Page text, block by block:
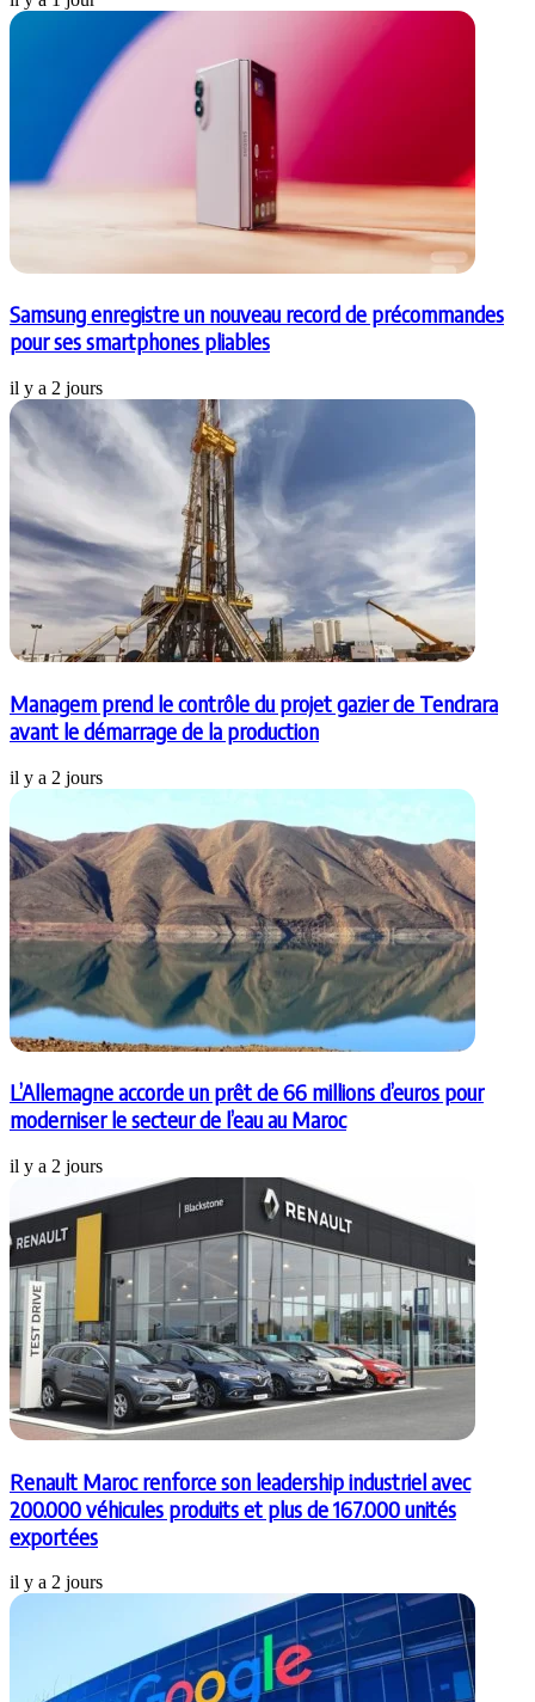
Samsung enregistre un nouveau record de précommandes
pour ses smartphones pliables
il y a 2 jours
Managem prend le contrôle du projet gazier de Tendrara
avant le démarrage de la production
il y a 2 jours
L’Allemagne accorde un prêt de 66 millions d’euros pour
moderniser le secteur de l’eau au Maroc
il y a 2 jours
Renault Maroc renforce son leadership industriel avec
200.000 véhicules produits et plus de 167.000 unités
exportées
il y a 2 jours